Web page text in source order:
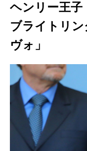
ヘンリー王子
ブライトリ
ヴォ」